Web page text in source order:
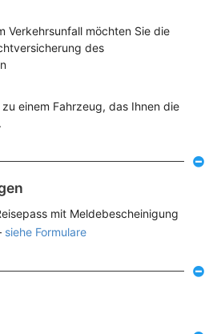
Verkehrsunfall möchten Sie die
des
einem Fahrzeug, das Ihnen die
mit Meldebescheinigung
siehe Formulare